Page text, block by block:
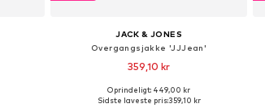
JACK & JONES
Overgangsjakke 'JJJean'
359,10 kr
Oprindeligt: 449,00 kr
Sidste laveste pris:359,10 kr